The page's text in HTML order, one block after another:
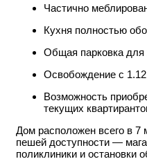
Частично
Кухня полностью
Общая парковка
Освобождение с 1.12
Возможность
текущих
Дом расположен всего в
пешей доступности —
поликлиники и остановки